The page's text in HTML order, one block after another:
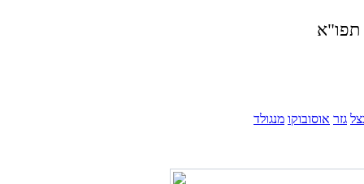
גזר אוסובוקו מנגולד